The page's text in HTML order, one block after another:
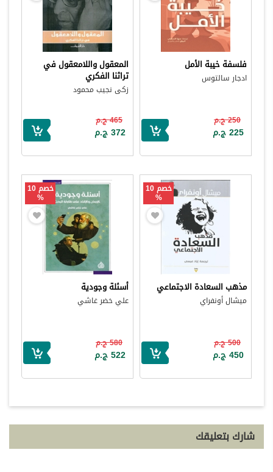
فلسفة خيبة الأمل
ادجار سالتوس
250 ج.م
225 ج.م
المعقول واللامعقول في
تراثنا الفكري
زكى نجيب محمود
465 ج.م
372 ج.م
خصم 10
%
مذهب السعادة الاجتماعي
ميشال أونفراي
500 ج.م
450 ج.م
خصم 10
%
أسئلة وجودية
علي خضر غاشي
580 ج.م
522 ج.م
شارك بتعليقك